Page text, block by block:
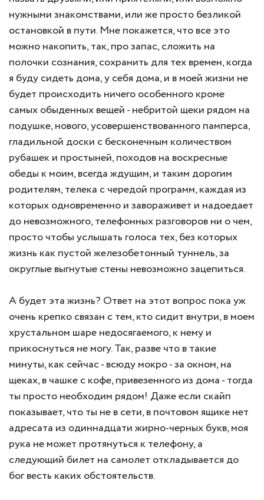
нужными знакомствами, или же просто безликой
остановкой в пути. Мне покажется, что все это
можно накопить, так, про запас, сложить на
полочки сознания, сохранить для тех времен, когда
я буду сидеть дома, у себя дома, и в моей жизни не
будет происходить ничего особенного кроме
самых обыденных вещей - небритой щеки рядом на
подушке, нового, усовершенствованного памперса,
гладильной доски с бесконечным количеством
рубашек и простыней, походов на воскресные
обеды к моим, всегда ждущим, и таким дорогим
родителям, телека с чередой программ, каждая из
которых одновременно и завораживет и надоедает
до невозможного, телефонных разговоров ни о чем,
просто чтобы услышать голоса тех, без которых
жизнь как пустой железобетонный туннель, за
округлые выгнутые стены невозможно зацепиться.
А будет эта жизнь? Ответ на этот вопрос пока уж
очень крепко связан с тем, кто сидит внутри, в моем
хрустальном шаре недосягаемого, к нему и
прикоснуться не могу. Так, разве что в такие
минуты, как сейчас - всюду мокро - за окном, на
щеках, в чашке с кофе, привезенного из дома - тогда
ты просто необходим рядом! Даже если скайп
показывает, что ты не в сети, в почтовом ящике нет
адресата из одиннадцати жирно-черных букв, моя
рука не может протянуться к телефону, а
следующий билет на самолет откладывается до
бог весть каких обстоятельств.